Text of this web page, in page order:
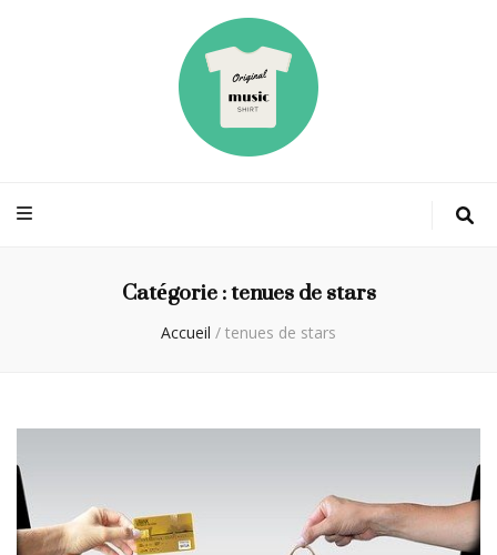
Catégorie :tenues de stars
Accueil / tenues de stars